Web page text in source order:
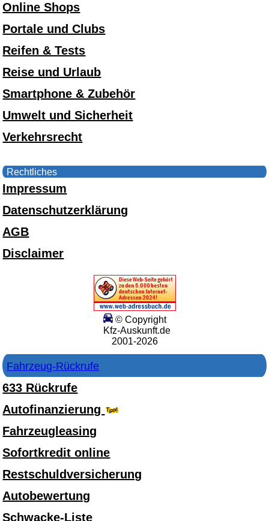
Online Shops
Portale und Clubs
Reifen & Tests
Reise und Urlaub
Smartphone & Zubehör
Umwelt und Sicherheit
Verkehrsrecht
Rechtliches
Impressum
Datenschutzerklärung
AGB
Disclaimer
© Copyright
Kfz-Auskunft.de
2001-2026
Fahrzeug-Rückrufe
633 Rückrufe
Autofinanzierung
Fahrzeugleasing
Sofortkredit online
Restschuldversicherung
Autobewertung
Schwacke-Liste